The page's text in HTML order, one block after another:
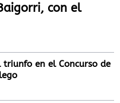
con el
en el Concurso de